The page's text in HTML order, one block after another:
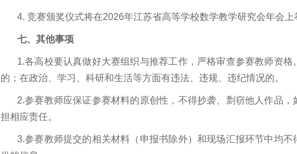
4. 竞赛颁奖仪式将在2026年江苏省高等学校数学教学研究会年会上
七、其他事项
1.各高校要认真做好大赛组织与推荐工作，严格审查参赛教师资
的；在政治、学习、科研和生活等方面有违法、违规、违纪情况的。
2.参赛教师应保证参赛材料的原创性，不得抄袭、剽窃他人作品
担相应责任。
3.参赛教师提交的相关材料（申报书除外）和现场汇报环节中均